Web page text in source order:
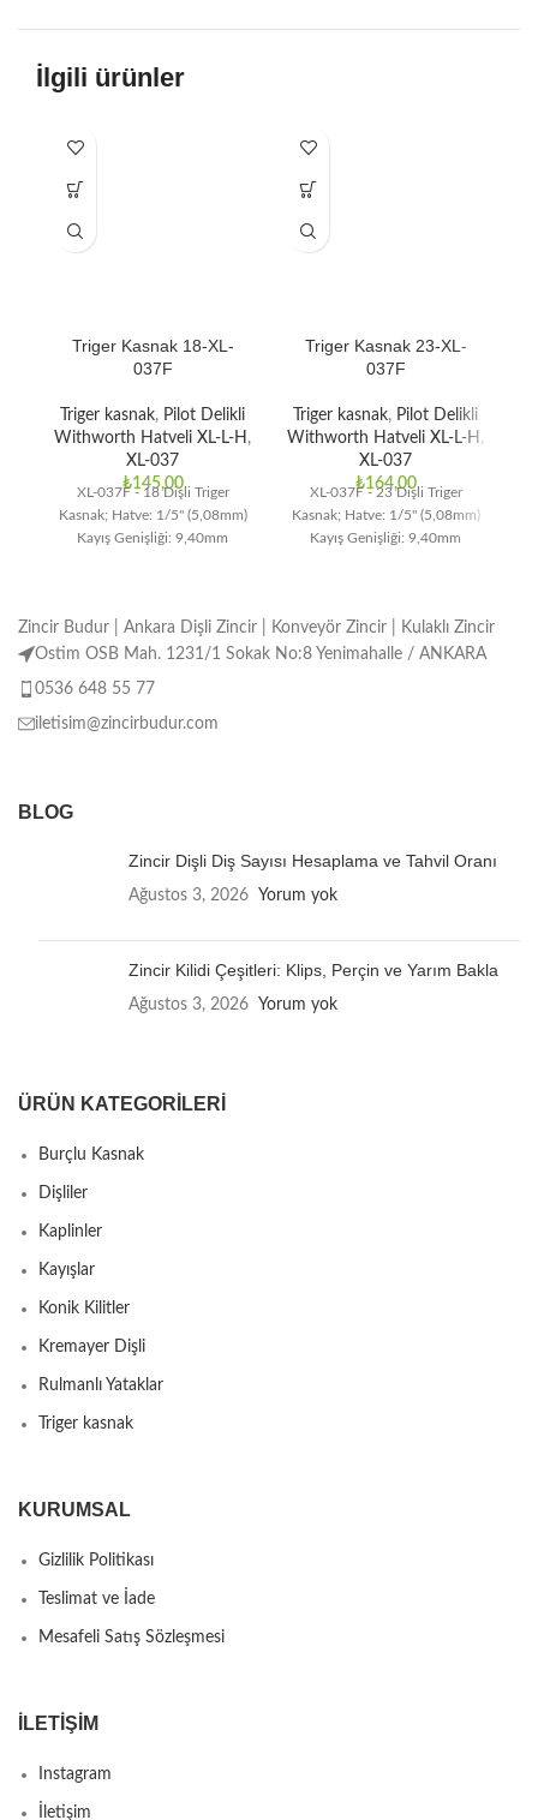
İlgili ürünler
Triger Kasnak 18-XL-
037F
Triger kasnak, Pilot Delikli
Withworth Hatveli XL-L-H ,
XL-037
₺145,00
XL-037F - 18 Dişli Triger
Kasnak; Hatve: 1/5" (5,08mm)
Kayış Genişliği: 9,40mm
Triger Kasnak 23-XL-
037F
Triger kasnak, Pilot Delikli
Withworth Hatveli XL-L-H ,
XL-037
₺164,00
XL-037F - 23 Dişli Triger
Kasnak; Hatve: 1/5" (5,08mm)
Kayış Genişliği: 9,40mm
Zincir Budur | Ankara Dişli Zincir | Konveyör Zincir | Kulaklı Zincir
Ostim OSB Mah. 1231/1 Sokak No:8 Yenimahalle / ANKARA
0536 648 55 77
iletisim@zincirbudur.com
BLOG
Zincir Dişli Diş Sayısı Hesaplama ve Tahvil Oranı
Ağustos 3, 2026 Yorum yok
Zincir Kilidi Çeşitleri: Klips, Perçin ve Yarım Bakla
Ağustos 3, 2026 Yorum yok
ÜRÜN KATEGORILERI
Burçlu Kasnak
Dişliler
Kaplinler
Kayışlar
Konik Kilitler
Kremayer Dişli
Rulmanlı Yataklar
Triger kasnak
KURUMSAL
Gizlilik Politikası
Teslimat ve İade
Mesafeli Satış Sözleşmesi
İLETIŞIM
Instagram
İletişim